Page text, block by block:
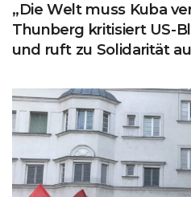
„Die Welt muss Kuba
Thunberg kritisiert US-
und ruft zu Solidarität